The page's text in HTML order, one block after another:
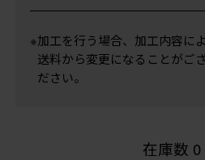
※加工を行う場合、加工内容に
送料から変更になることがご
ださい。
在庫数 0